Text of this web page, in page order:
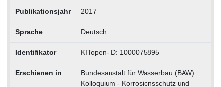
Publikationsjahr 2017
Sprache Deutsch
Identifikator KITopen-ID: 1000075895
Erschienen in
Bundesanstalt für Wasserbau (BAW)
Kolloquium - Korrosionsschutz und